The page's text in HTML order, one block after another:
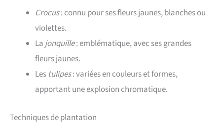
Crocus: connu pour ses fleurs jaunes, blanches ou
violettes.
La jonquille: emblématique, avec ses grandes
fleurs jaunes.
Les tulipes: variées en couleurs et formes,
apportant une explosion chromatique.
Techniques de plantation